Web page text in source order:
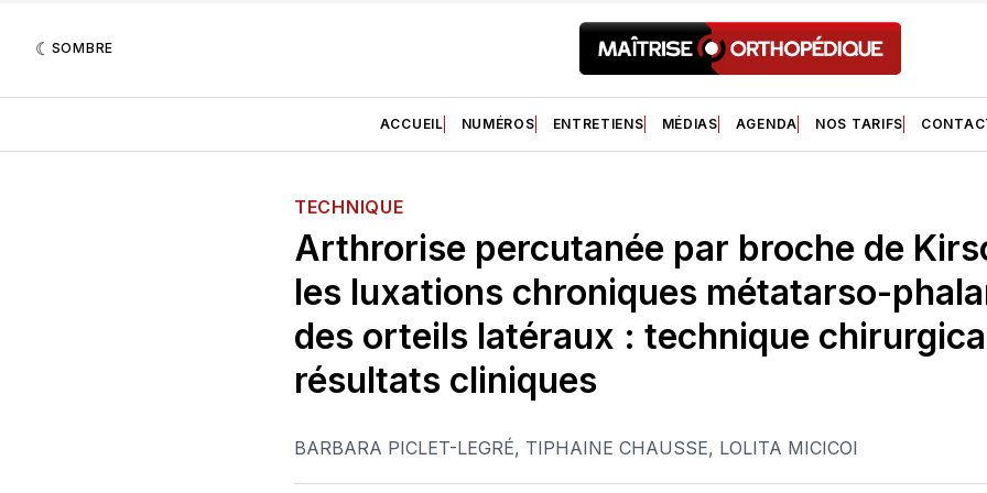
SOMBRE
ACCUEIL NUMÉROS ENTRETIENS MÉDIAS AGENDA NOS TARIFS
TECHNIQUE
Arthrorise percutanée par broche de
les luxations chroniques métatarso-
des orteils latéraux : technique
résultats cliniques
BARBARA PICLET-LEGRÉ, TIPHAINE CHAUSSE, LOLITA MICICOI